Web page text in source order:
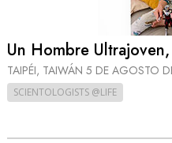
Un Hombre
TAIPÉI, TAIWÁN 5 DE AGOSTO
SCIENTOLOGISTS @LIFE